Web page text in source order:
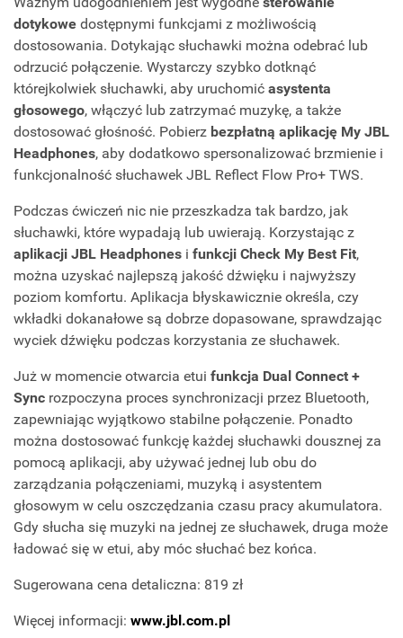
dotykowe dostępnymi funkcjami z możliwością
dostosowania. Dotykając słuchawki można odebrać lub
odrzucić połączenie. Wystarczy szybko dotknąć
którejkolwiek słuchawki, aby uruchomić asystenta
głosowego, włączyć lub zatrzymać muzykę, a także
dostosować głośność. Pobierz bezpłatną aplikację My JBL
Headphones, aby dodatkowo spersonalizować brzmienie i
funkcjonalność słuchawek JBL Reflect Flow Pro+ TWS.
Podczas ćwiczeń nic nie przeszkadza tak bardzo, jak
słuchawki, które wypadają lub uwierają. Korzystając z
aplikacji JBL Headphones i funkcji Check My Best Fit,
można uzyskać najlepszą jakość dźwięku i najwyższy
poziom komfortu. Aplikacja błyskawicznie określa, czy
wkładki dokanałowe są dobrze dopasowane, sprawdzając
wyciek dźwięku podczas korzystania ze słuchawek.
Już w momencie otwarcia etui funkcja Dual Connect +
Sync rozpoczyna proces synchronizacji przez Bluetooth,
zapewniając wyjątkowo stabilne połączenie. Ponadto
można dostosować funkcję każdej słuchawki dousznej za
pomocą aplikacji, aby używać jednej lub obu do
zarządzania połączeniami, muzyką i asystentem
głosowym w celu oszczędzania czasu pracy akumulatora.
Gdy słucha się muzyki na jednej ze słuchawek, druga może
ładować się w etui, aby móc słuchać bez końca.
Sugerowana cena detaliczna: 819 zł
Więcej informacji: www.jbl.com.pl